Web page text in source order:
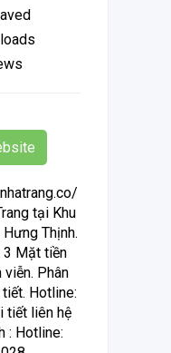
tại Khu
Thịnh.
3 Mặt tiền
viễn. Phân
Hotline:
tiết liên hệ
: Hotline: